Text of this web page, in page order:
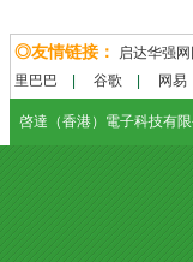
◎友情链接： 启达华强
里巴巴
谷歌 网易
啓達（香港）電子科技有